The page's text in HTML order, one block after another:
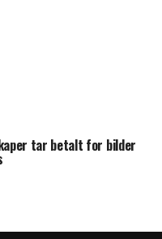
tar betalt for bilder